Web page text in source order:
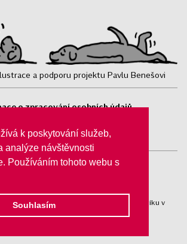
k poskytování služeb,
analýze návštěvnosti
Používáním tohoto webu s
Souhlasím
a podporu projektu Pavlu Benešovi
o zpracování osobních údajů
Sledujte nás:
p. s.® jsou registrovány v obchodním rejstříku v